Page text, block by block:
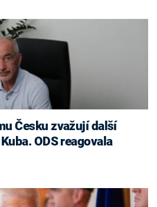
ODS reagovala